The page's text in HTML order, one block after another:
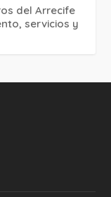
del Arrecife
servicios y